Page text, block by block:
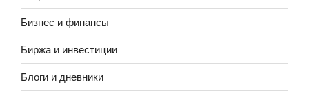
Бизнес и финансы
Биржа и инвестиции
Блоги и дневники